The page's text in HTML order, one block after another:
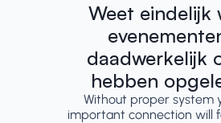
Weet eindelijk
daadwerkelijk
hebben
Without proper system
important connection will